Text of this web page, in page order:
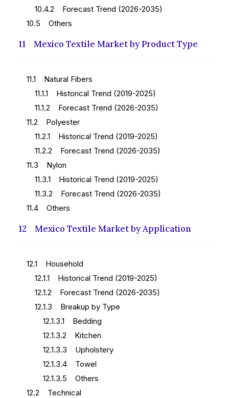
10.4.2 Forecast Trend (2026-2035)
10.5 Others
11 Mexico Textile Market by Product Type
11.1 Natural Fibers
11.1.1 Historical Trend (2019-2025)
11.1.2 Forecast Trend (2026-2035)
11.2 Polyester
11.2.1 Historical Trend (2019-2025)
11.2.2 Forecast Trend (2026-2035)
11.3 Nylon
11.3.1 Historical Trend (2019-2025)
11.3.2 Forecast Trend (2026-2035)
11.4 Others
12 Mexico Textile Market by Application
12.1 Household
12.1.1 Historical Trend (2019-2025)
12.1.2 Forecast Trend (2026-2035)
12.1.3 Breakup by Type
12.1.3.1 Bedding
12.1.3.2 Kitchen
12.1.3.3 Upholstery
12.1.3.4 Towel
12.1.3.5 Others
12.2 Technical